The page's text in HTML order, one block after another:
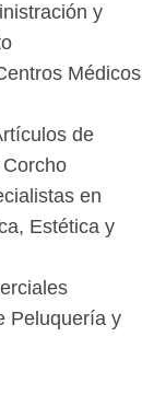
y
Médicos
de
en
Estética y
Peluquería y